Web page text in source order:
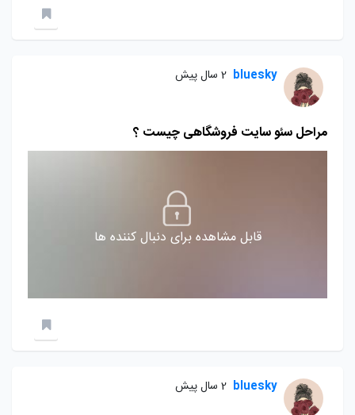
bluesky 2 سال پیش
مراحل سئو سایت فروشگاهی چیست ؟
قابل مشاهده برای دنبال کننده ها
bluesky 2 سال پیش